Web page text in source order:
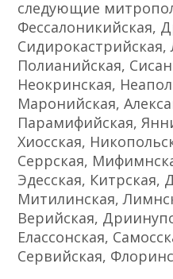
следующие
Фессалоникийская,
Сидирокастрийская,
Полианийская,
Неокринская,
Маронийская,
Парамифийская,
Хиосская,
Серрская,
Эдесская, Китрская,
Митилинская,
Верийская,
Елассонская,
Сервийская,